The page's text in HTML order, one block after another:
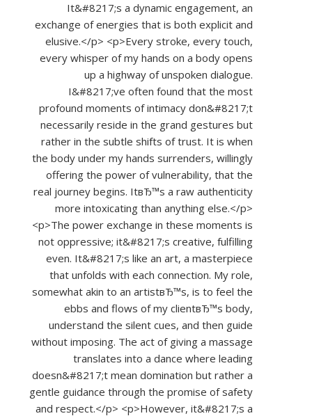
It&#8217;s a dynamic engagement, an
exchange of energies that is both explicit and
elusive.</p> <p>Every stroke, every touch,
every whisper of my hands on a body opens
up a highway of unspoken dialogue.
I&#8217;ve often found that the most
profound moments of intimacy don&#8217;t
necessarily reside in the grand gestures but
rather in the subtle shifts of trust. It is when
the body under my hands surrenders, willingly
offering the power of vulnerability, that the
real journey begins. ItвЂ™s a raw authenticity
more intoxicating than anything else.</p>
<p>The power exchange in these moments is
not oppressive; it&#8217;s creative, fulfilling
even. It&#8217;s like an art, a masterpiece
that unfolds with each connection. My role,
somewhat akin to an artistвЂ™s, is to feel the
ebbs and flows of my clientвЂ™s body,
understand the silent cues, and then guide
without imposing. The act of giving a massage
translates into a dance where leading
doesn&#8217;t mean domination but rather a
gentle guidance through the promise of safety
and respect.</p> <p>However, it&#8217;s a